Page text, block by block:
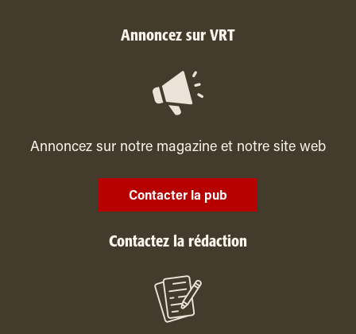
Annoncez sur VRT
Annoncez sur notre magazine et notre site web
Contacter la pub
Contactez la rédaction